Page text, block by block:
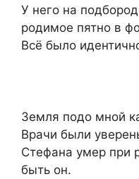
У него на
родимое пятно в
Всё было
Земля подо мной
Врачи были
Стефана умер при
быть он.